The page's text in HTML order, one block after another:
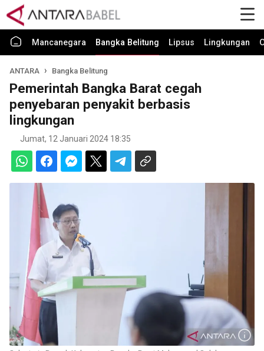
Mancanegara Bangka Belitung Lipsus Lingkungan
ANTARA Bangka Belitung
Pemerintah Bangka Barat cegah
penyebaran penyakit berbasis
lingkungan
Jumat, 12 Januari 2024 18:35